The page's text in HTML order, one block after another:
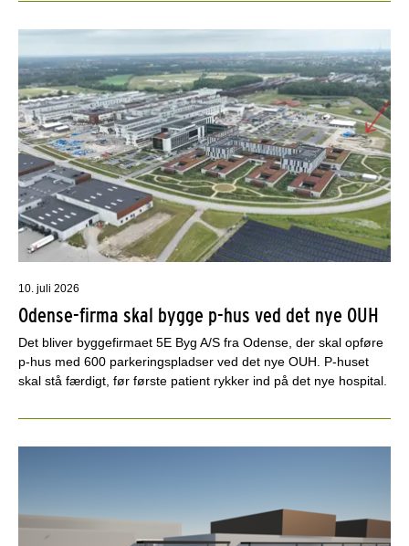
10. juli 2026
Odense-firma skal bygge p-hus ved det nye OUH
Det bliver byggefirmaet 5E Byg A/S fra Odense, der skal opføre
p-hus med 600 parkeringspladser ved det nye OUH. P-huset
skal stå færdigt, før første patient rykker ind på det nye hospital.